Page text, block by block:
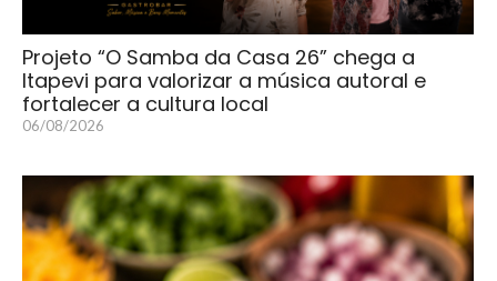
Projeto “O Samba da Casa 26” chega a
Itapevi para valorizar a música autoral e
fortalecer a cultura local
06/08/2026